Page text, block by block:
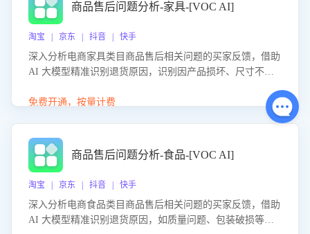
商品售后问题分析-家具-[VOC AI]
淘宝 | 京东 | 抖音 | 快手
深入分析电商家具类目商品售后相关问题的买家反馈，借助
AI 大模型精准识别退货原因，识别因产品损坏、尺寸不符
力商家优化产品或服务，实现销售额的显著提升。
免费开通，按量计费
商品售后问题分析-食品-[VOC AI]
淘宝 | 京东 | 抖音 | 快手
深入分析电商食品类目商品售后相关问题的买家反馈，借助
AI 大模型精准识别退货原因，如质量问题、包装破损等，